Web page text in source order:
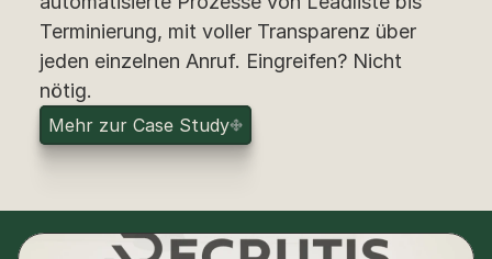
Terminierung, mit voller Transparenz über
jeden einzelnen Anruf. Eingreifen? Nicht
nötig.
Mehr zur Case Study